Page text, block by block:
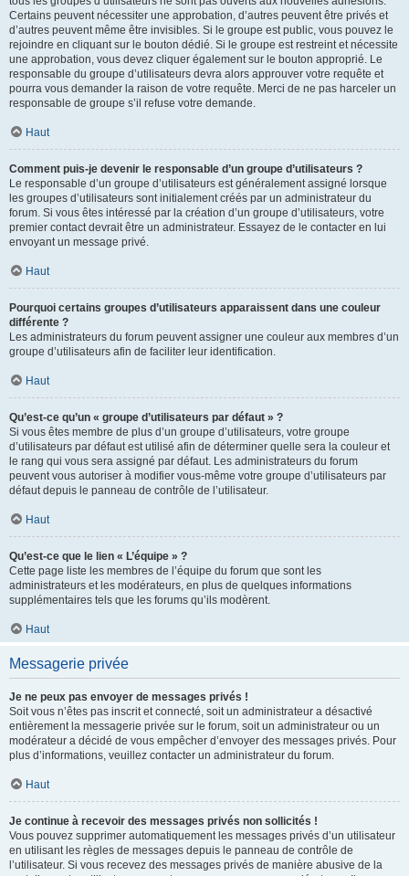
Certains peuvent nécessiter une approbation, d’autres peuvent être privés et
d’autres peuvent même être invisibles. Si le groupe est public, vous pouvez le
rejoindre en cliquant sur le bouton dédié. Si le groupe est restreint et nécessite
une approbation, vous devez cliquer également sur le bouton approprié. Le
responsable du groupe d’utilisateurs devra alors approuver votre requête et
pourra vous demander la raison de votre requête. Merci de ne pas harceler un
responsable de groupe s’il refuse votre demande.
Haut
Comment puis-je devenir le responsable d’un groupe d’utilisateurs ?
Le responsable d’un groupe d’utilisateurs est généralement assigné lorsque
les groupes d’utilisateurs sont initialement créés par un administrateur du
forum. Si vous êtes intéressé par la création d’un groupe d’utilisateurs, votre
premier contact devrait être un administrateur. Essayez de le contacter en lui
envoyant un message privé.
Haut
Pourquoi certains groupes d’utilisateurs apparaissent dans une couleur
différente ?
Les administrateurs du forum peuvent assigner une couleur aux membres d’un
groupe d’utilisateurs afin de faciliter leur identification.
Haut
Qu’est-ce qu’un « groupe d’utilisateurs par défaut » ?
Si vous êtes membre de plus d’un groupe d’utilisateurs, votre groupe
d’utilisateurs par défaut est utilisé afin de déterminer quelle sera la couleur et
le rang qui vous sera assigné par défaut. Les administrateurs du forum
peuvent vous autoriser à modifier vous-même votre groupe d’utilisateurs par
défaut depuis le panneau de contrôle de l’utilisateur.
Haut
Qu’est-ce que le lien « L’équipe » ?
Cette page liste les membres de l’équipe du forum que sont les
administrateurs et les modérateurs, en plus de quelques informations
supplémentaires tels que les forums qu’ils modèrent.
Haut
Messagerie privée
Je ne peux pas envoyer de messages privés !
Soit vous n’êtes pas inscrit et connecté, soit un administrateur a désactivé
entièrement la messagerie privée sur le forum, soit un administrateur ou un
modérateur a décidé de vous empêcher d’envoyer des messages privés. Pour
plus d’informations, veuillez contacter un administrateur du forum.
Haut
Je continue à recevoir des messages privés non sollicités !
Vous pouvez supprimer automatiquement les messages privés d’un utilisateur
en utilisant les règles de messages depuis le panneau de contrôle de
l’utilisateur. Si vous recevez des messages privés de manière abusive de la